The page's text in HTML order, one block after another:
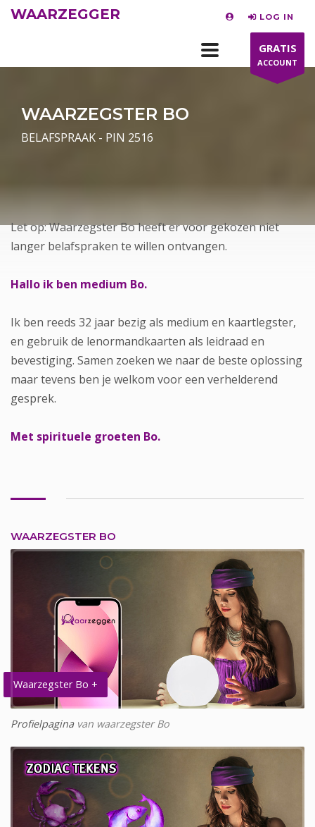
WAARZEGGER LOG IN
GRATIS
ACCOUNT
WAARZEGSTER BO
BELAFSPRAAK - PIN 2516
Let op: Waarzegster Bo heeft er voor gekozen niet
langer belafspraken te willen ontvangen.
Hallo ik ben medium Bo.
Ik ben reeds 32 jaar bezig als medium en kaartlegster,
en gebruik de lenormandkaarten als leidraad en
bevestiging. Samen zoeken we naar de beste oplossing
maar tevens ben je welkom voor een verhelderend
gesprek.
Met spirituele groeten Bo.
WAARZEGSTER BO
Waarzegster Bo +
Profielpaginavan waarzegster Bo